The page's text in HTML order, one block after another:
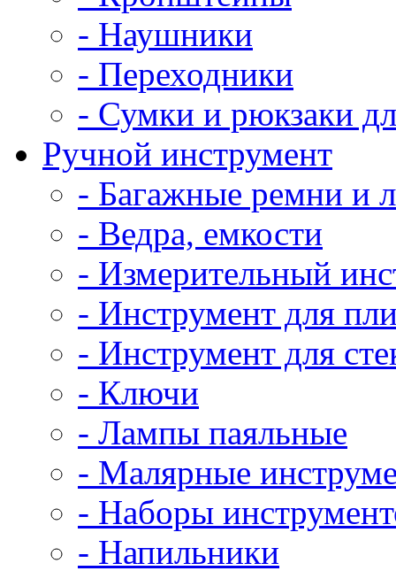
- Наушники
- Переходники
- Сумки и рюкзаки
Ручной инструмент
- Багажные ремни и
- Ведра, емкости
- Измерительный
- Инструмент для
- Инструмент для
- Ключи
- Лампы паяльные
- Малярные
- Наборы
- Напильники